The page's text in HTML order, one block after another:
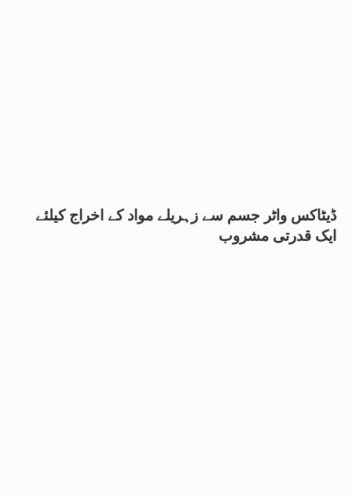
ڈیٹاکس واٹر جسم سے زہریلے مواد کے اخراج کیلئے
ایک قدرتی مشروب